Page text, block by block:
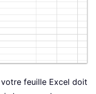
feuille Excel doit